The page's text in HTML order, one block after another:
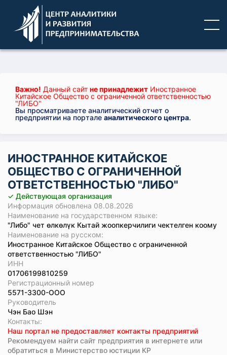
Важно! Данный сайт не принадлежит Иностранное
Китайское Общество с ограниченной ответственностью
"ЛИБО"
Вы просматриваете аналитический отчет о
предприятии на портале аналитического центра.
ИНОСТРАННОЕ КИТАЙСКОЕ
ОБЩЕСТВО С ОГРАНИЧЕННОЙ
ОТВЕТСТВЕННОСТЬЮ "ЛИБО"
✓ Действующая организация
Информация обновлена 08.08.2026
Наименование на государственном языке:
"Либо" чет өлкөлүк Кытай жоопкерчилиги чектелген коому
Наименование на русском:
Иностранное Китайское Общество с ограниченной
ответственностью "ЛИБО"
ИНН
01706199810259
Регистрационный номер
5571-3300-ООО
Руководитель
Чэн Бао Шэн
Koнтaкты:
Наш портал не предоставляет контакты предприятий
Рекомендуем найти сайт предприятия в интернете или
обратиться в Министерство юстиции КР